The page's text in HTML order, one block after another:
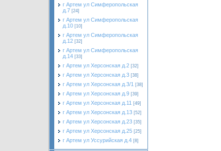
г Артем ул Симферопольская
д.7 [24]
г Артем ул Симферопольская
д.10 [10]
г Артем ул Симферопольская
д.12 [32]
г Артем ул Симферопольская
д.14 [33]
г Артем ул Херсонская д.2 [32]
г Артем ул Херсонская д.3 [38]
г Артем ул Херсонская д.3/1 [38]
г Артем ул Херсонская д.9 [39]
г Артем ул Херсонская д.11 [49]
г Артем ул Херсонская д.13 [52]
г Артем ул Херсонская д.23 [35]
г Артем ул Херсонская д.25 [25]
г Артем ул Уссурийская д.4 [8]